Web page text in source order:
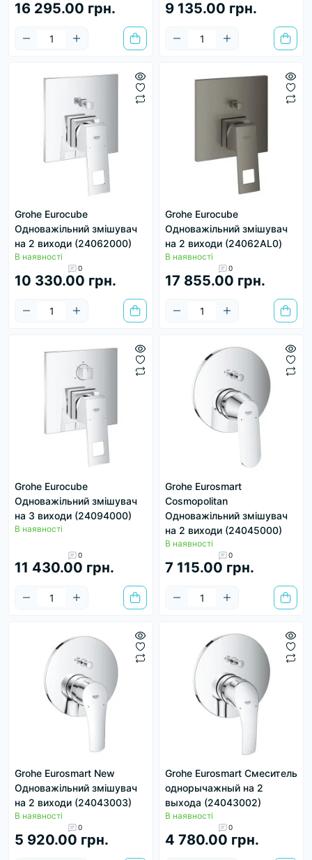
16 295.00 грн. 9 135.00 грн.
Grohe Eurocube
Одноважільний змішувач
на 2 виходи (24062000)
В наявності
0
10 330.00 грн.
Grohe Eurocube
Одноважільний змішувач
на 2 виходи (24062AL0)
В наявності
0
17 855.00 грн.
Grohe Eurocube
Одноважільний змішувач
на 3 виходи (24094000)
В наявності
0
11 430.00 грн.
Grohe Eurosmart
Cosmopolitan
Одноважільний змішувач
на 2 виходи (24045000)
В наявності
0
7 115.00 грн.
Grohe Eurosmart New
Одноважільний змішувач
на 2 виходи (24043003)
В наявності
0
5 920.00 грн.
Grohe Eurosmart Смеситель
однорычажный на 2
выхода (24043002)
В наявності
0
4 780.00 грн.